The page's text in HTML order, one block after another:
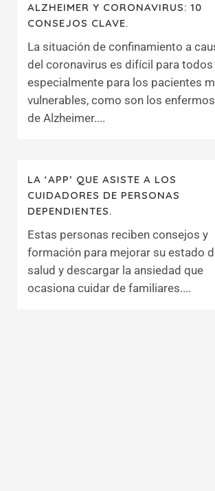
ALZHEIMER Y CORONAVIRUS: 10
CONSEJOS CLAVE.
La situación de confinamiento a
del coronavirus es difícil para todos
especialmente para los pacientes
vulnerables, como son los enfermos
de Alzheimer....
LA ‘APP’ QUE ASISTE A LOS
CUIDADORES DE PERSONAS
DEPENDIENTES.
Estas personas reciben consejos y
formación para mejorar su estado
salud y descargar la ansiedad que
ocasiona cuidar de familiares....